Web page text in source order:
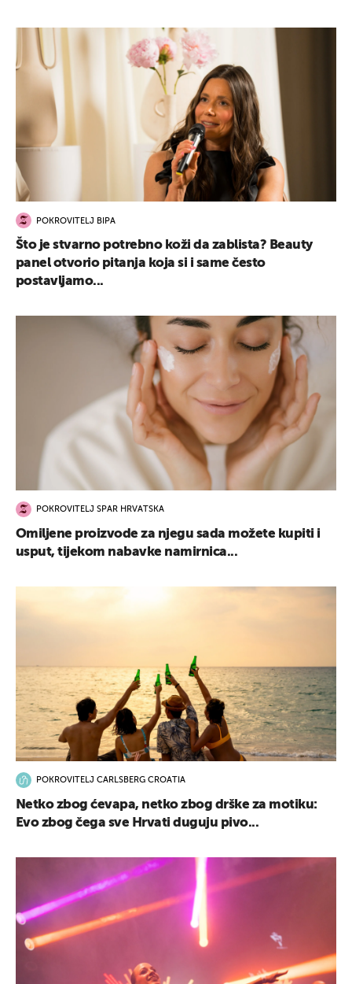
POKROVITELJ BIPA
Što je stvarno potrebno koži da zablista? Beauty
panel otvorio pitanja koja si i same često
postavljamo...
POKROVITELJ SPAR HRVATSKA
Omiljene proizvode za njegu sada možete kupiti i
usput, tijekom nabavke namirnica...
POKROVITELJ CARLSBERG CROATIA
Netko zbog ćevapa, netko zbog drške za motiku:
Evo zbog čega sve Hrvati duguju pivo...
UKLJUČITE NOTIFIKACIJE